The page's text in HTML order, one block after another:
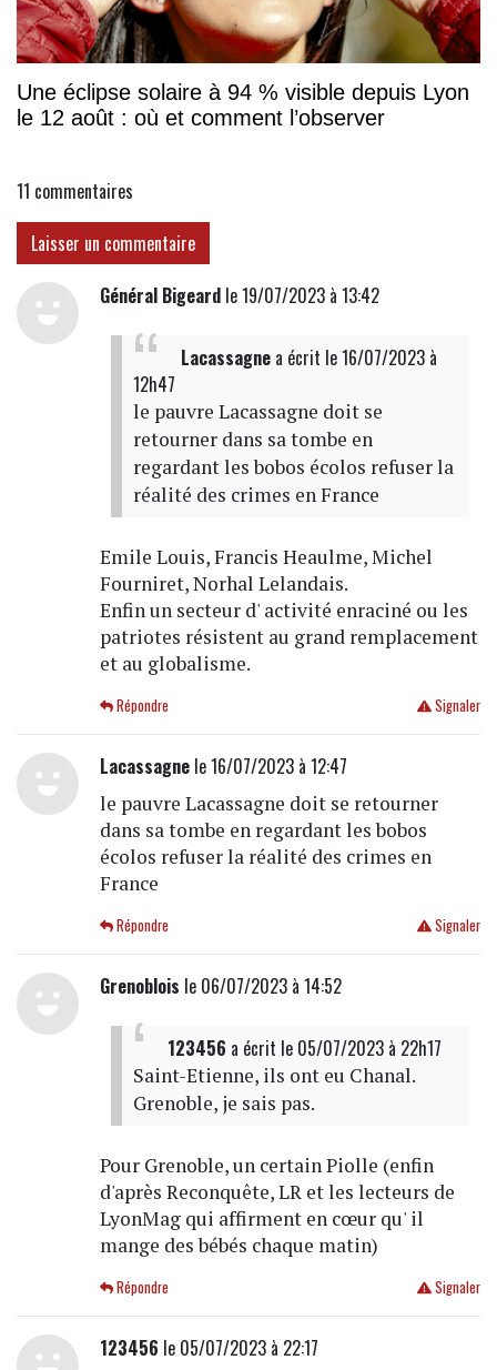
Une éclipse solaire à 94 % visible depuis Lyon
le 12 août : où et comment l’observer
11 commentaires
Laisser un commentaire
Général Bigeardle 19/07/2023 à 13:42
Lacassagnea écrit le 16/07/2023 à
12h47
le pauvre Lacassagne doit se
retourner dans sa tombe en
regardant les bobos écolos refuser la
réalité des crimes en France
Emile Louis, Francis Heaulme, Michel
Fourniret, Norhal Lelandais.
Enfin un secteur d' activité enraciné ou les
patriotes résistent au grand remplacement
et au globalisme.
Signaler
Répondre
Lacassagnele 16/07/2023 à 12:47
le pauvre Lacassagne doit se retourner
dans sa tombe en regardant les bobos
écolos refuser la réalité des crimes en
France
Signaler
Répondre
Grenoblois le 06/07/2023 à 14:52
123456 a écrit le 05/07/2023 à 22h17
Saint-Etienne, ils ont eu Chanal.
Grenoble, je sais pas.
Pour Grenoble, un certain Piolle (enfin
d'après Reconquête, LR et les lecteurs de
LyonMag qui affirment en cœur qu' il
mange des bébés chaque matin)
Signaler
Répondre
123456 le 05/07/2023 à 22:17